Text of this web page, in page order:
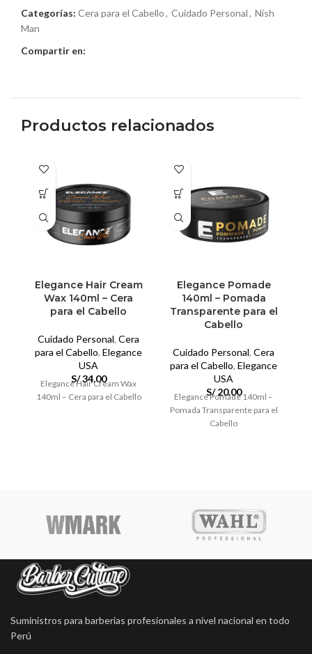
Categorías: Cera para el Cabello, Cuidado Personal, Nish
Man
Compartir en:
Productos relacionados
Elegance Hair Cream
Wax 140ml – Cera
para el Cabello
Cuidado Personal, Cera
para el Cabello, Elegance
USA
S/34.00
Elegance Hair Cream Wax
140ml – Cera para el Cabello
Elegance Pomade
140ml – Pomada
Transparente para el
Cabello
Cuidado Personal, Cera
para el Cabello, Elegance
USA
S/20.00
Elegance Pomade 140ml –
Pomada Transparente para el
Cabello
Suministros para barberias profesionales a nivel nacional en todo
Perú